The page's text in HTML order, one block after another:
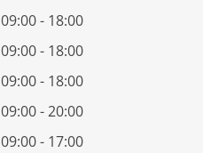
09:00 - 18:00
09:00 - 18:00
09:00 - 18:00
09:00 - 20:00
09:00 - 17:00